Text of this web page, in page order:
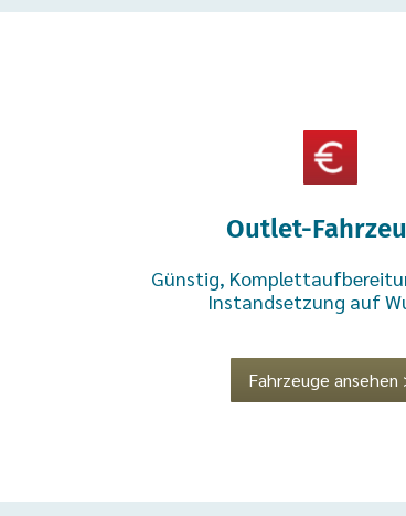
Outlet-
Günstig,
Instandsetzung auf
Fahrzeuge ansehen